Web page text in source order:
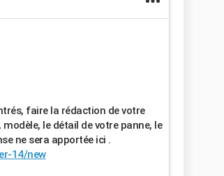
faire la rédaction de votre
le détail de votre panne, le
ne sera apportée ici .
14/new